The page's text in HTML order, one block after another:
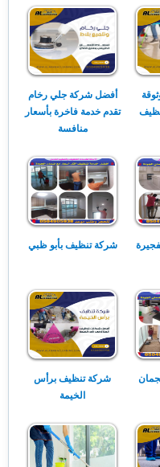
أفضل شركة جلي رخام
تقدم خدمة فاخرة بأسعار
منافسة
شركة تنظيف بأبو ظبي
شركة تنظيف برأس
الخيمة